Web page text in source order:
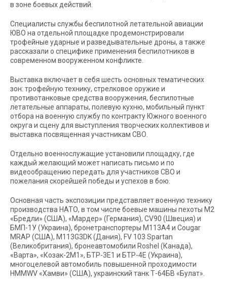
в зоне боевых действий.
Специалисты службы беспилотной летательной авиации
ЮВО на отдельной площадке продемонстрировали
трофейные ударные и разведывательные дроны, а также
рассказали о специфике применения беспилотников в
современном вооруженном конфликте.
Выставка включает в себя шесть основных тематических
зон: трофейную технику, стрелковое оружие и
противотанковые средства вооружения, беспилотные
летательные аппараты, полевую кухню, мобильный пункт
отбора на военную службу по контракту Южного военного
округа и сцену для выступления творческих коллективов и
выставка посвященная участникам СВО.
Отдельно военнослужащие установили площадку, где
каждый желающий может написать письмо и по
видеообращению передать для участников СВО и
пожелания скорейшей победы и успехов в бою.
Основная часть экспозиции представляет военную технику
производства НАТО, в том числе боевые машины пехоты М2
«Бредли» (США), «Мардер» (Германия), CV90 (Швеция) и
БМП-1У (Украина), бронетранспортеры М113А4 и Cougar
MRAP (США), М113G3DK (Дания), FV 103 Spartan
(Великобритания), бронеавтомобили Roshel (Канада),
«Варта», «Козак-2М1», БТР-3Е1 и БТР-4Е (Украина),
многоцелевой автомобиль повышенной проходимости
HMMWV «Хамви» (США), украинский танк Т-64БВ «Булат».